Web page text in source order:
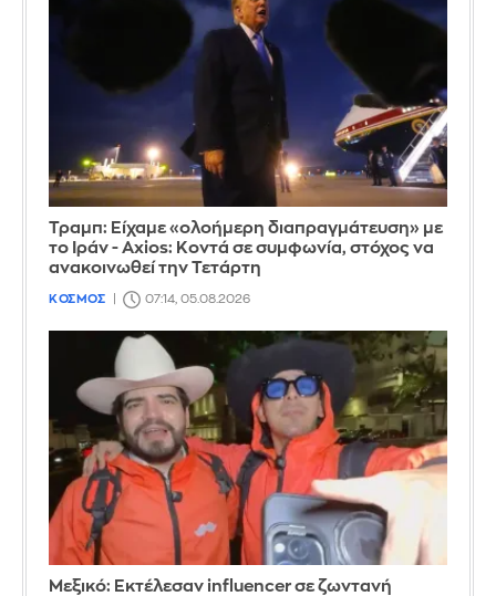
Τραμπ: Είχαμε «ολοήμερη διαπραγμάτευση» με
το Ιράν - Axios: Κοντά σε συμφωνία, στόχος να
ανακοινωθεί την Τετάρτη
ΚΟΣΜΟΣ 07:14, 05.08.2026
Μεξικό: Εκτέλεσαν influencer σε ζωντανή